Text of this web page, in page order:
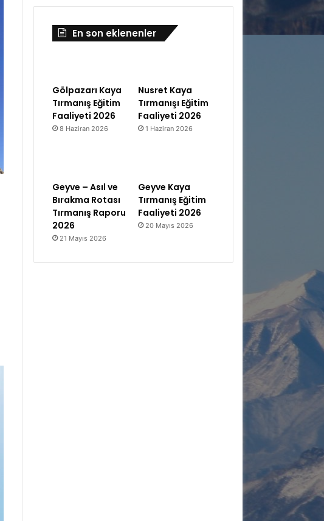
En son eklenenler
Gölpazarı Kaya
Tırmanış Eğitim
Faaliyeti 2026
8 Haziran 2026
Nusret Kaya
Tırmanışı Eğitim
Faaliyeti 2026
1 Haziran 2026
Geyve – Asıl ve
Bırakma Rotası
Tırmanış Raporu
2026
21 Mayıs 2026
Geyve Kaya
Tırmanış Eğitim
Faaliyeti 2026
20 Mayıs 2026